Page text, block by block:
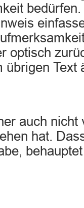
optisch
übrigen Text
auch nicht
hat.